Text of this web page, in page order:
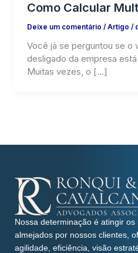
Como Calcular
Deixe um comentário / Artigo /
Você já se perguntou se o
desligado da empresa
Muitas vezes, o […]
Nossa determinação é atingir os
almejados por nossos clientes,
agilidade, eficiência, visão